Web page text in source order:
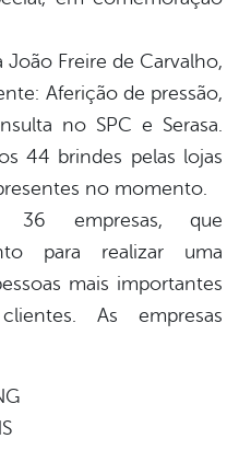
João Freire de Carvalho,
Aferição de pressão,
no SPC e Serasa.
44 brindes pelas lojas
no momento.
36 empresas, que
para realizar uma
mais importantes
As empresas